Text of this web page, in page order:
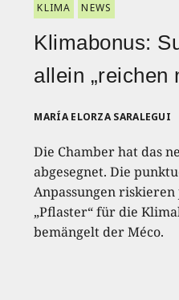
KLIMA NEWS
Klimabonus:
allein „reichen
MARÍA ELORZA SARALEGUI
Die Chamber hat das
abgesegnet. Die
Anpassungen
„Pflaster“ für die
bemängelt der Méco.